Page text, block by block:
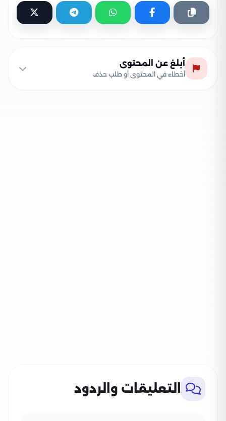
أبلغ عن المحتوى
أخطاء في المحتوى أو طلب حذف
التعليقات والردود